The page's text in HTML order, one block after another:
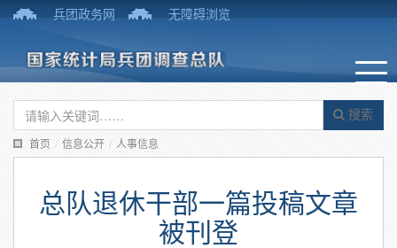
兵团政务网 无障碍浏览
搜索
首页 / 信息公开 / 人事信息
总队退休干部一篇投稿文章
被刊登